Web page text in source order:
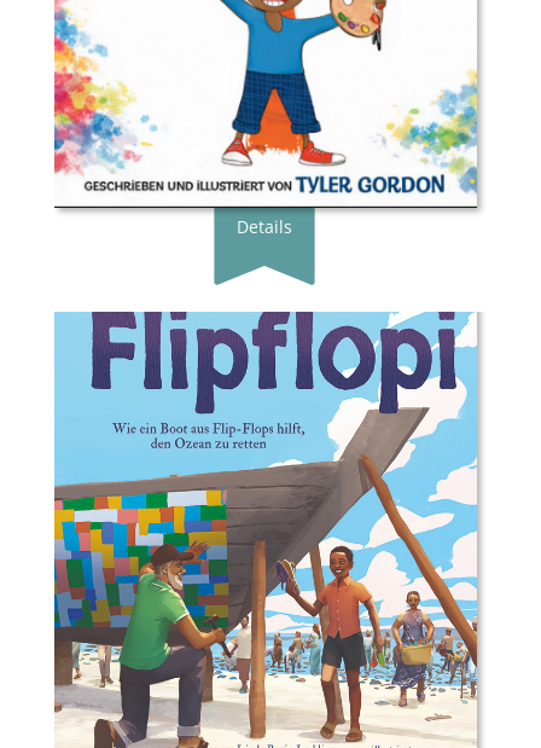
ISBN:
978-3-98920-023-4
Preis:
Erscheingsdatum:
12.08.26
zum Shop
Details
Buchautor*in:Linda Ravin Lodding, Dipesh
Pabari
Michael Machira Mwangi
Übersetzer*in:Dayan Kodua
Verlag: Gratitude Verlag
Genre: Bilderbuch
Typ:Gebunden
Seiten:
40
ISBN:
978-3-98920-025-8
Preis:
20.00 €
Erscheingsdatum:
08.04.26